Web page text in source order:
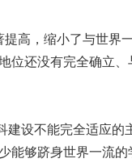
，缩小了与世界
还没有完全确立
不能完全适应的
够跻身世界一流